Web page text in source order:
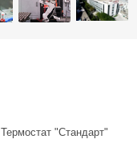
Термостат "Стандарт"